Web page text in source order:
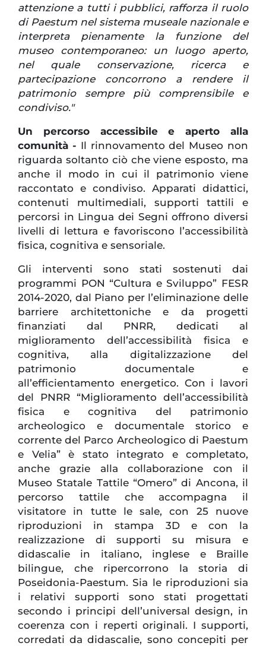
attenzione a tutti i pubblici, rafforza il ruolo
di Paestum nel sistema museale nazionale e
interpreta pienamente la funzione del
museo contemporaneo: un luogo aperto,
nel quale conservazione, ricerca e
partecipazione concorrono a rendere il
patrimonio sempre più comprensibile e
condiviso."
Un percorso accessibile e aperto alla
comunità - Il rinnovamento del Museo non
riguarda soltanto ciò che viene esposto, ma
anche il modo in cui il patrimonio viene
raccontato e condiviso. Apparati didattici,
contenuti multimediali, supporti tattili e
percorsi in Lingua dei Segni offrono diversi
livelli di lettura e favoriscono l’accessibilità
fisica, cognitiva e sensoriale.
Gli interventi sono stati sostenuti dai
programmi PON “Cultura e Sviluppo” FESR
2014-2020, dal Piano per l’eliminazione delle
barriere architettoniche e da progetti
finanziati dal PNRR, dedicati al
miglioramento dell’accessibilità fisica e
cognitiva, alla digitalizzazione del
patrimonio documentale e
all’efficientamento energetico. Con i lavori
del PNRR “Miglioramento dell’accessibilità
fisica e cognitiva del patrimonio
archeologico e documentale storico e
corrente del Parco Archeologico di Paestum
e Velia” è stato integrato e completato,
anche grazie alla collaborazione con il
Museo Statale Tattile “Omero” di Ancona, il
percorso tattile che accompagna il
visitatore in tutte le sale, con 25 nuove
riproduzioni in stampa 3D e con la
realizzazione di supporti su misura e
didascalie in italiano, inglese e Braille
bilingue, che ripercorrono la storia di
Poseidonia-Paestum. Sia le riproduzioni sia
i relativi supporti sono stati progettati
secondo i principi dell’universal design, in
coerenza con i reperti originali. I supporti,
corredati da didascalie, sono concepiti per